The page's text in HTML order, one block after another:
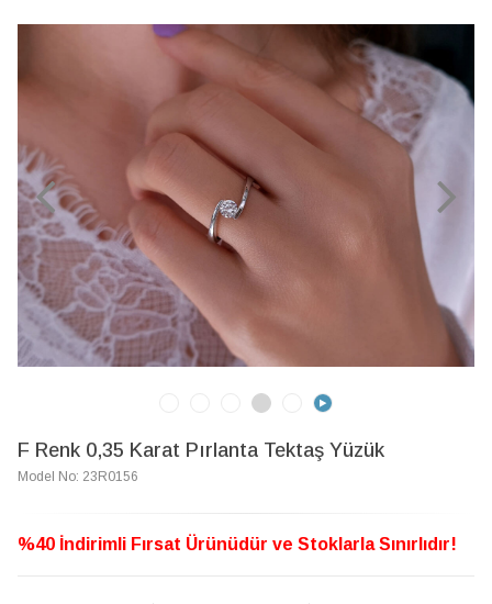
F Renk 0,35 Karat Pırlanta Tektaş Yüzük
Model No: 23R0156
%40 İndirimli Fırsat Ürünüdür ve Stoklarla Sınırlıdır!